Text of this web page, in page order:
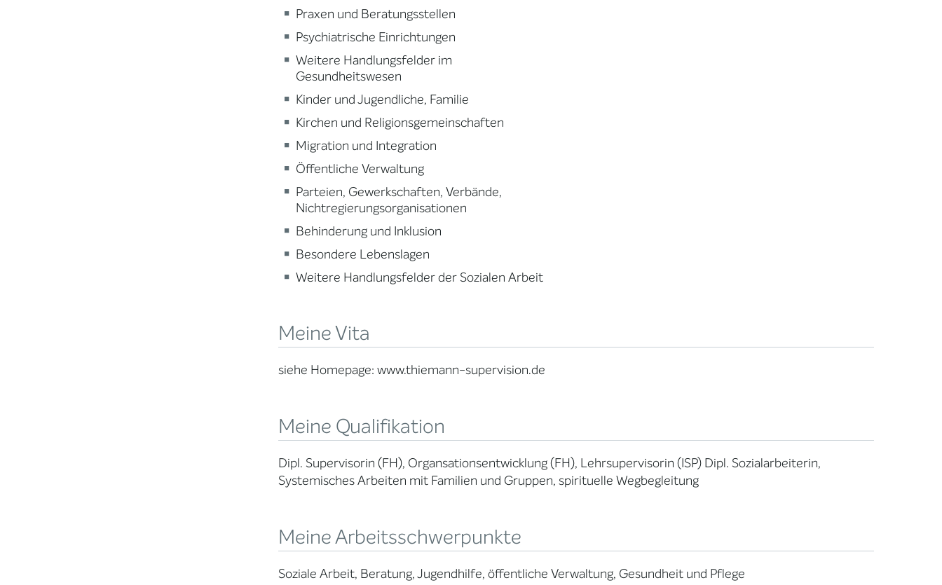
Praxen und Beratungsstellen
Psychiatrische Einrichtungen
Weitere Handlungsfelder im
Gesundheitswesen
Kinder und Jugendliche, Familie
Kirchen und Religionsgemeinschaften
Migration und Integration
Öffentliche Verwaltung
Parteien, Gewerkschaften, Verbände,
Nichtregierungsorganisationen
Behinderung und Inklusion
Besondere Lebenslagen
Weitere Handlungsfelder der Sozialen Arbeit
Meine Vita
siehe Homepage: www.thiemann-supervision.de
Meine Qualifikation
Dipl. Supervisorin (FH), Organsationsentwicklung (FH), Lehrsupervisorin (ISP) Dipl. Sozialarbeiterin,
Systemisches Arbeiten mit Familien und Gruppen, spirituelle Wegbegleitung
Meine Arbeitsschwerpunkte
Soziale Arbeit, Beratung, Jugendhilfe, öffentliche Verwaltung, Gesundheit und Pflege